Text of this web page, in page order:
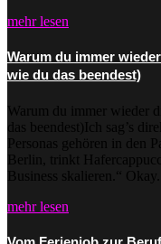
mehr lesen
Warum du immer
wie du das beendest)
Warum du immer wieder
das beendest)Ich sag’s
Personas gehören in den
Berlin, trinkt
Business skalieren.“
mehr lesen